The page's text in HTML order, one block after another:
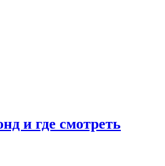
и где смотреть